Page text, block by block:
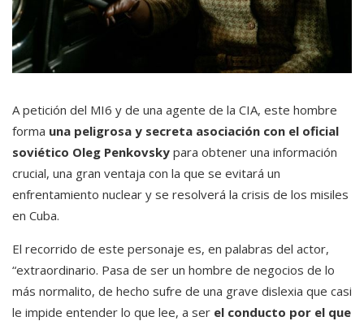
A petición del MI6 y de una agente de la CIA, este hombre
forma una peligrosa y secreta asociación con el oficial
soviético Oleg Penkovsky para obtener una información
crucial, una gran ventaja con la que se evitará un
enfrentamiento nuclear y se resolverá la crisis de los misiles
en Cuba.
El recorrido de este personaje es, en palabras del actor,
“extraordinario. Pasa de ser un hombre de negocios de lo
más normalito, de hecho sufre de una grave dislexia que casi
le impide entender lo que lee, a ser el conducto por el que